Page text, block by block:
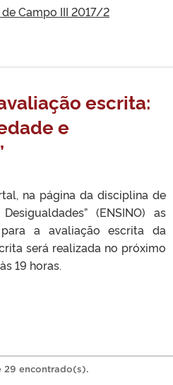
Campo III 2017/2
escrita:
e
na página da disciplina de
(ENSINO) as
a avaliação escrita da
será realizada no próximo
19 horas.
29 encontrado(s).